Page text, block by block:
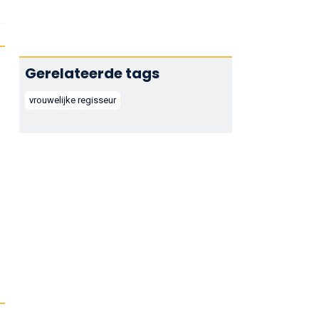
Gerelateerde tags
vrouwelijke regisseur